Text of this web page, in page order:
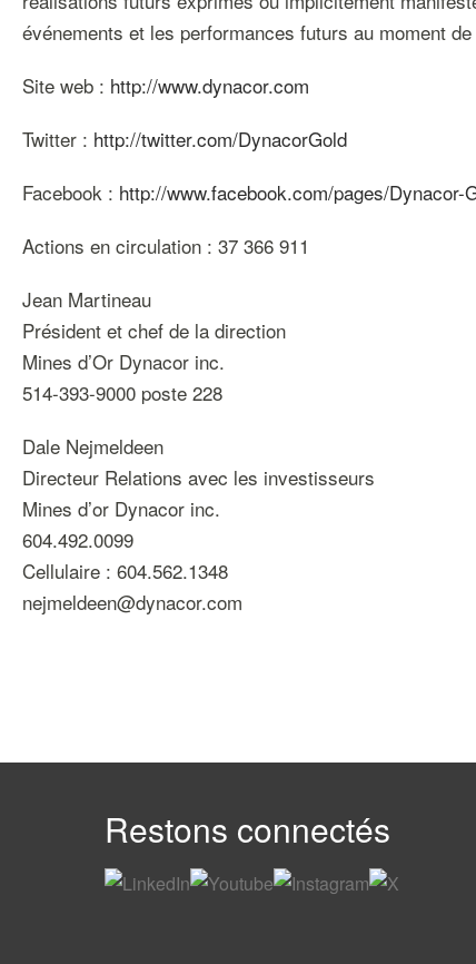
événements et les performances futurs au moment
Site web : http://www.dynacor.com
Twitter : http://twitter.com/DynacorGold
Facebook : http://www.facebook.com/pages/Dynacor-
Actions en circulation : 37 366 911
Jean Martineau
Président et chef de la direction
Mines d’Or Dynacor inc.
514-393-9000 poste 228
Dale Nejmeldeen
Directeur Relations avec les investisseurs
Mines d’or Dynacor inc.
604.492.0099
Cellulaire : 604.562.1348
nejmeldeen@dynacor.com
Restons connectés